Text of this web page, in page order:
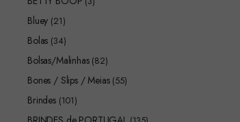
Bluey (21)
Bolas (34)
Bolsas/Malinhas (82)
Bones / Slips / Meias (55)
Brindes (101)